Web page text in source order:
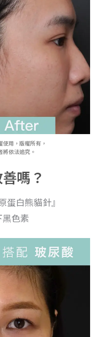
用，版權所有，
將依法追究。
嗎？
蛋白熊貓針』
色素